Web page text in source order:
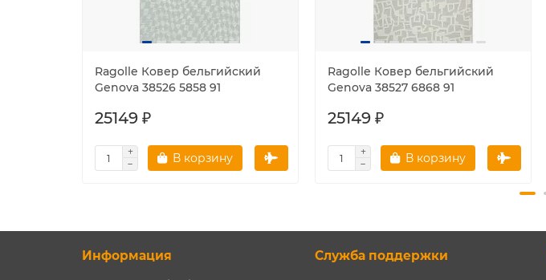
Ragolle Ковер бельгийский
Genova 38526 5858 91
25149 ₽
В корзину
Ragolle Ковер бельгийский
Genova 38527 6868 91
25149 ₽
В корзину
Информация Служба поддержки